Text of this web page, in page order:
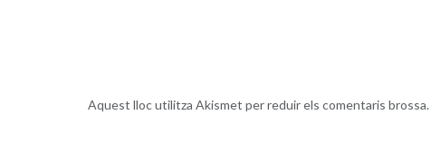
Aquest lloc utilitza Akismet per reduir els comentaris brossa.